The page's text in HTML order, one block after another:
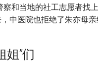
察和当地的社工志愿者找
中医院也拒绝了朱亦母亲
姐”们